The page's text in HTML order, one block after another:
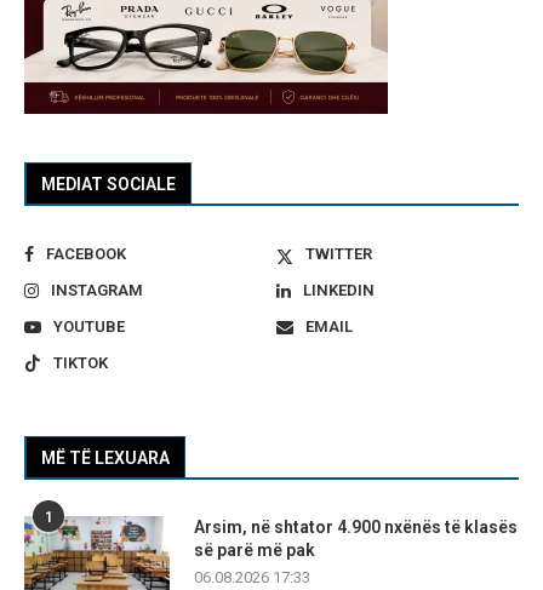
MEDIAT SOCIALE
FACEBOOK
TWITTER
INSTAGRAM
LINKEDIN
YOUTUBE
EMAIL
TIKTOK
MË TË LEXUARA
1
Arsim, në shtator 4.900 nxënës të klasës
së parë më pak
06.08.2026 17:33